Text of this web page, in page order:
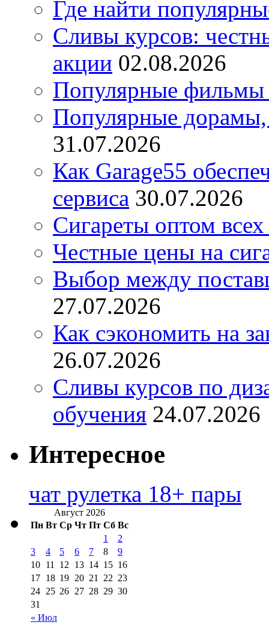
Где найти
Сливы курсов:
акции 02.08.2026
Популярные фильмы
Популярные дорамы,
31.07.2026
Как Garage55
сервиса 30.07.2026
Сигареты оптом
Честные цены на
Выбор между
27.07.2026
Как сэкономить на
26.07.2026
Сливы курсов по
обучения 24.07.2026
Интересное
чат рулетка 18+ пары
Август 2026
Пн Вт Ср Чт Пт Сб Вс
« Июл
1
2
3
4 5 6 7 8
9
10 11 12 13 14 15 16
17 18 19 20 21 22 23
24 25 26 27 28 29 30
31